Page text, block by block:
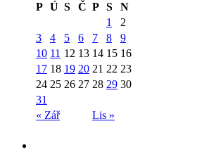
P Ú S Č P S N
« Zář Lis »
1
2
3
4 5 6 7 8
9
10 11 12 13 14 15 16
17 18 19 20 21 22 23
24 25 26 27 28 29 30
31